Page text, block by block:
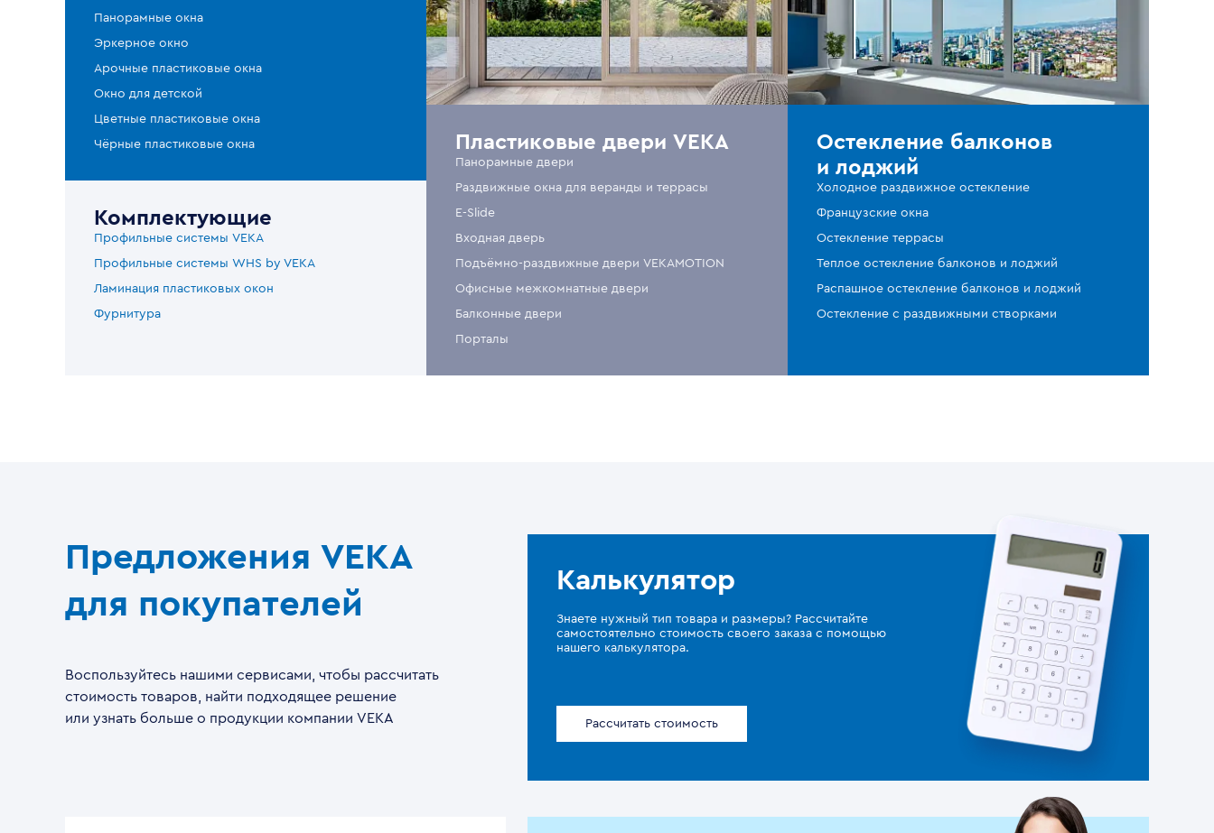
Панорамные окна
Эркерное окно
Арочные пластиковые окна
Окно для детской
Цветные пластиковые окна
Чёрные пластиковые окна
Комплектующие
Профильные системы VEKA
Профильные системы WHS by VEKA
Ламинация пластиковых окон
Фурнитура
Пластиковые двери VEKA
Панорамные двери
Раздвижные окна для веранды и террасы
E-Slide
Входная дверь
Подъёмно-раздвижные двери VEKAMOTION
Офисные межкомнатные двери
Балконные двери
Порталы
Остекление балконов
и лоджий
Холодное раздвижное остекление
Французские окна
Остекление террасы
Теплое остекление балконов и лоджий
Распашное остекление балконов и лоджий
Остекление с раздвижными створками
Предложения VEKA
для покупателей
Воспользуйтесь нашими сервисами, чтобы рассчитать
стоимость товаров, найти подходящее решение
или узнать больше о продукции компании VEKA
Калькулятор
Знаете нужный тип товара и размеры? Рассчитайте
самостоятельно стоимость своего заказа с помощью
нашего калькулятора.
Рассчитать стоимость